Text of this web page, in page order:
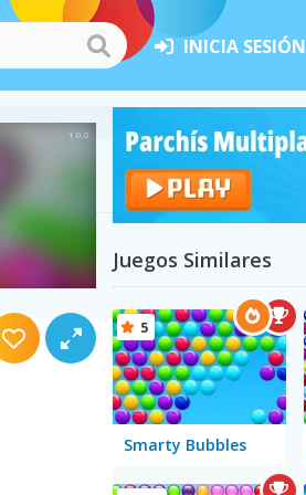
INICIA SESIÓN
Juegos Similares
Smarty Bubbles
5